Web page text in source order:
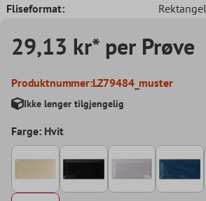
Fliseformat:
Rektangel
29,13 kr* per Prøve
Produktnummer:LZ79484_muster
Ikke lenger tilgjengelig
Farge: Hvit